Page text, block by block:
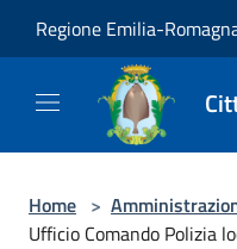
Regione Emilia-
Home >
Ufficio Comando Polizia